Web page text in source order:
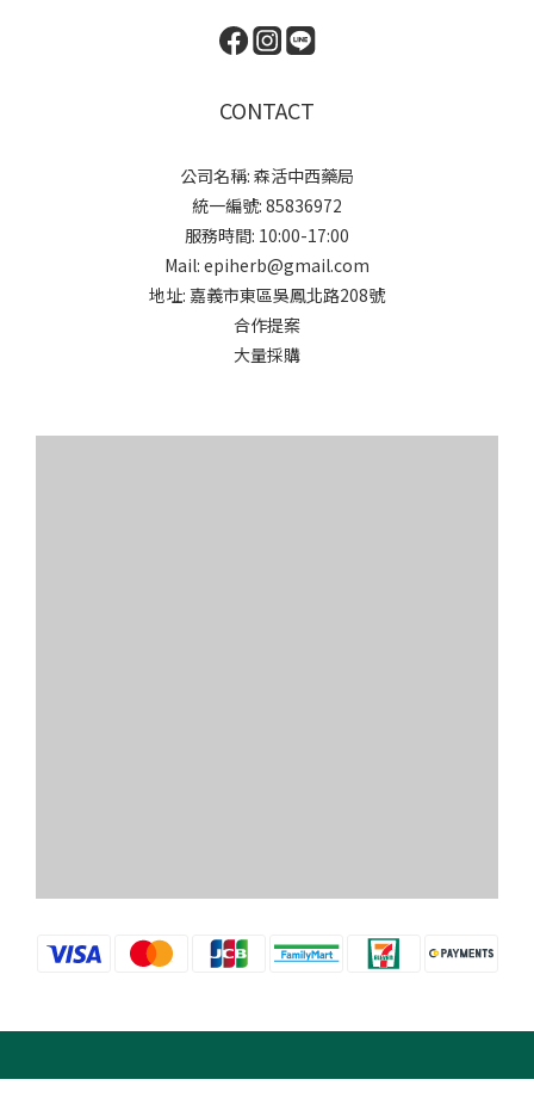
CONTACT
公司名稱: 森活中西藥局
統一編號: 85836972
服務時間: 10:00-17:00
Mail: epiherb@gmail.com
地址: 嘉義市東區吳鳳北路208號
合作提案
大量採購